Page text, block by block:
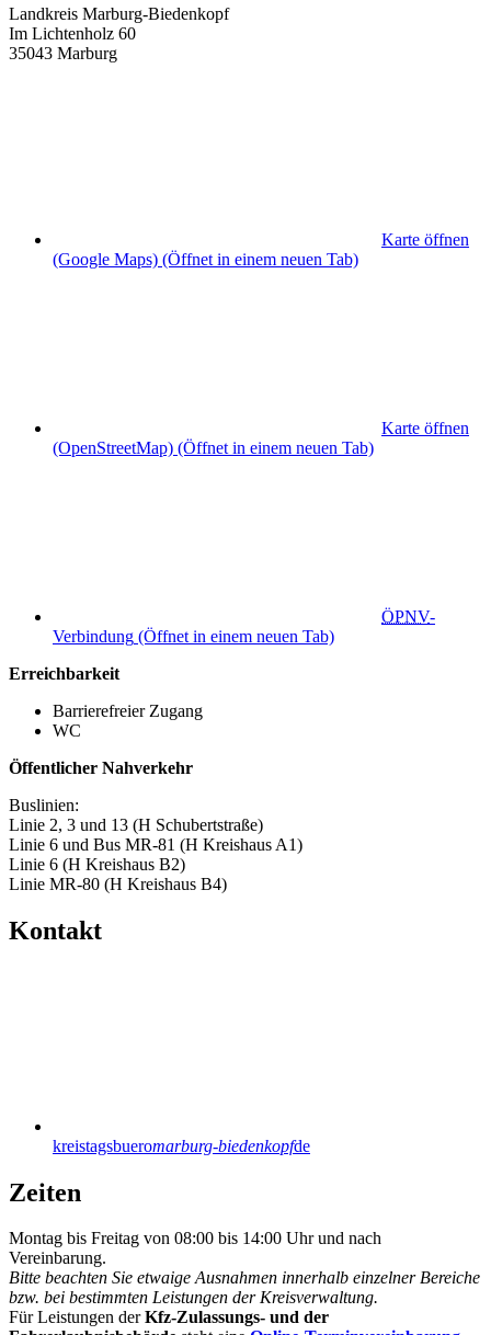
Landkreis Marburg-Biedenkopf
Im Lichtenholz 60
35043 Marburg
Karte öffnen
(Google Maps) (Öffnet in einem neuen Tab)
Karte öffnen
(OpenStreetMap) (Öffnet in einem neuen Tab)
ÖPNV-
Verbindung (Öffnet in einem neuen Tab)
Erreichbarkeit
Barrierefreier Zugang
WC
Öffentlicher Nahverkehr
Buslinien:
Linie 2, 3 und 13 (H Schubertstraße)
Linie 6 und Bus MR-81 (H Kreishaus A1)
Linie 6 (H Kreishaus B2)
Linie MR-80 (H Kreishaus B4)
Kontakt
kreistagsbueromarburg-biedenkopfde
Zeiten
Montag bis Freitag von 08:00 bis 14:00 Uhr und nach
Vereinbarung.
Bitte beachten Sie etwaige Ausnahmen innerhalb einzelner Bereiche
bzw. bei bestimmten Leistungen der Kreisverwaltung.
Für Leistungen derKfz-Zulassungs- und der